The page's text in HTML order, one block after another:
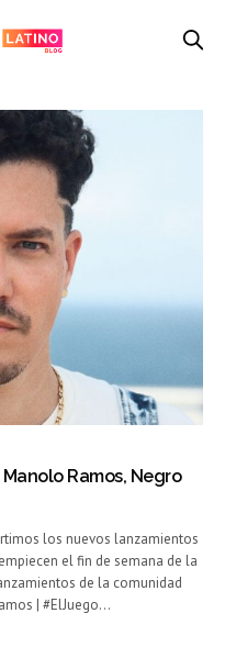
Ramos, Negro
los nuevos lanzamientos
el fin de semana de la
de la comunidad
| #ElJuego…